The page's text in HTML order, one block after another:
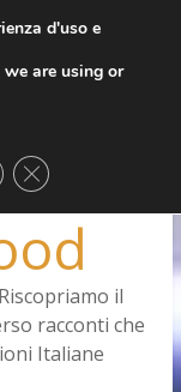
corte
solo
il
racconti che
Italiane
d'uso e
are using or
Close GDPR